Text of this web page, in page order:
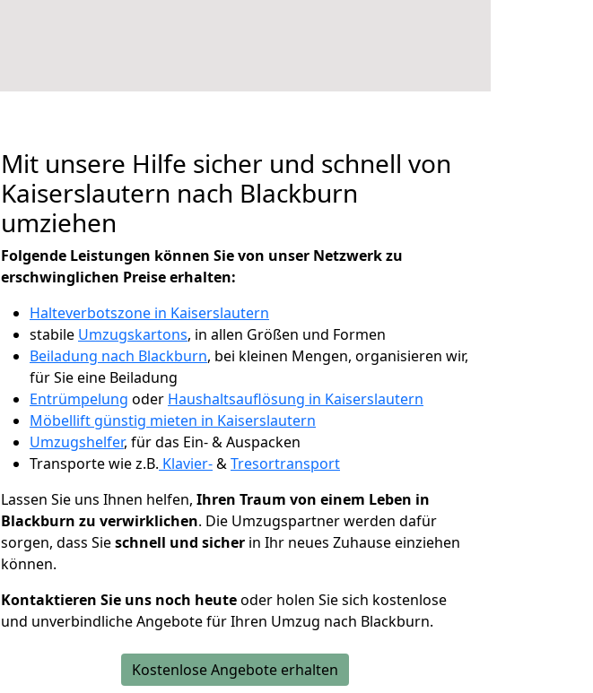
Mit unsere Hilfe sicher und schnell von
Kaiserslautern nach Blackburn
umziehen
Folgende Leistungen können Sie von unser Netzwerk zu
erschwinglichen Preise erhalten:
Halteverbotszone in Kaiserslautern
stabile Umzugskartons, in allen Größen und Formen
Beiladung nach Blackburn, bei kleinen Mengen, organisieren wir,
für Sie eine Beiladung
Entrümpelung oder Haushaltsauflösung in Kaiserslautern
Möbellift günstig mieten in Kaiserslautern
Umzugshelfer, für das Ein- & Auspacken
Transporte wie z.B. Klavier-&Tresortransport
Lassen Sie uns Ihnen helfen, Ihren Traum von einem Leben in
Blackburn zu verwirklichen. Die Umzugspartner werden dafür
sorgen, dass Sieschnell und sicher in Ihr neues Zuhause einziehen
können.
Kontaktieren Sie uns noch heuteoder holen Sie sich kostenlose
und unverbindliche Angebote für Ihren Umzug nach Blackburn.
Kostenlose Angebote erhalten